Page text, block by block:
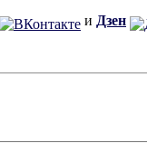
и Дзен